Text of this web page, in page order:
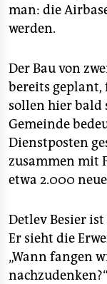
man: die
werden.
Der Bau von
bereits geplant,
sollen hier bald
Gemeinde
Dienstposten
zusammen mit
etwa 2.000
Detlev Besier
Er sieht die
„Wann fangen